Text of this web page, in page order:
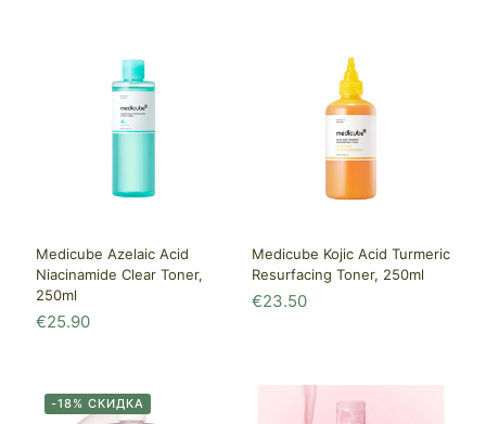
Medicube Azelaic Acid
Niacinamide Clear Toner,
250ml
€25.90
Medicube Kojic Acid Turmeric
Resurfacing Toner, 250ml
€23.50
-18% СКИДКА